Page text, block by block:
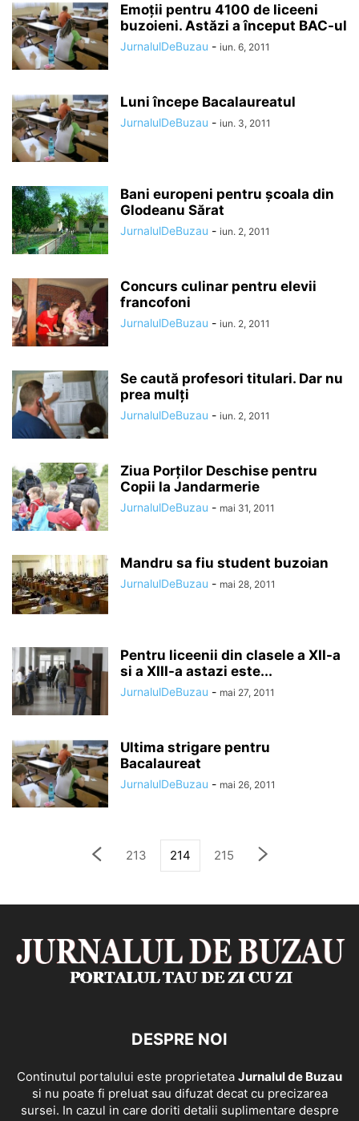
Emoții pentru 4100 de liceeni
buzoieni. Astăzi a început BAC-ul
JurnalulDeBuzau - iun. 6, 2011
Luni începe Bacalaureatul
JurnalulDeBuzau - iun. 3, 2011
Bani europeni pentru şcoala din
Glodeanu Sărat
JurnalulDeBuzau - iun. 2, 2011
Concurs culinar pentru elevii
francofoni
JurnalulDeBuzau - iun. 2, 2011
Se caută profesori titulari. Dar nu
prea mulţi
JurnalulDeBuzau - iun. 2, 2011
Ziua Porţilor Deschise pentru
Copii la Jandarmerie
JurnalulDeBuzau - mai 31, 2011
Mandru sa fiu student buzoian
JurnalulDeBuzau - mai 28, 2011
Pentru liceenii din clasele a XII-a
si a XIII-a astazi este...
JurnalulDeBuzau - mai 27, 2011
Ultima strigare pentru
Bacalaureat
JurnalulDeBuzau - mai 26, 2011
213 214 215
DESPRE NOI
Continutul portalului este proprietatea Jurnalul de Buzau
si nu poate fi preluat sau difuzat decat cu precizarea
sursei. In cazul in care doriti detalii suplimentare despre